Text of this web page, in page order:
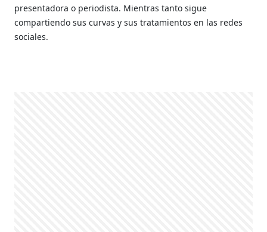
presentadora o periodista. Mientras tanto sigue
compartiendo sus curvas y sus tratamientos en las redes
sociales.